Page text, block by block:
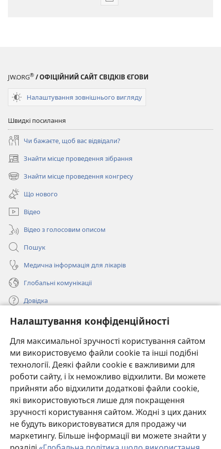
Налаштування конфіденційності
Для максимальної зручності користування сайтом
ми використовуємо файли cookie та інші подібні
технології. Деякі файли cookie є важливими для
роботи сайту, і їх неможливо відхилити. Ви можете
прийняти або відхилити додаткові файли cookie,
які використовуються лише для покращення
зручності користування сайтом. Жодні з цих даних
не будуть використовуватися для продажу чи
маркетингу. Більше інформації ви можете знайти у
Параметри
JW.ORG® / ОФІЦІЙНИЙ САЙТ СВІДКІВ ЄГОВИ
Налаштування зовнішнього вигляду
Швидкі посилання
Чи бажаєте, щоб вас відвідали?
Знайти місце проведення зібрання
(відкривається
у
новому
вікні)
Знайти місце проведення конгресу
(відкривається
новому
вікні)
Що нового
Відео
Відео з голосовим описом
Пошук
Медична інформація для лікарів
Глобальні комунікації
Довідка
Пожертви
(відкривається
у
новому
вікні)
ОНЛАЙН-БІБЛІОТЕКА Товариства «Вартова башта»™
(відкривається
у
новому
вікні)
JW Hub ®
(відкривається
у
новомуJW Library
Watchtower Library